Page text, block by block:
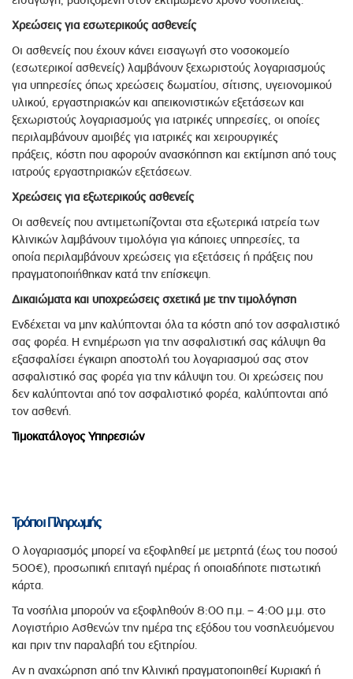
Χρεώσεις για εσωτερικούς ασθενείς
Οι ασθενείς που έχουν κάνει εισαγωγή στο νοσοκομείο
(εσωτερικοί ασθενείς) λαμβάνουν ξεχωριστούς λογαριασμούς
για υπηρεσίες όπως χρεώσεις δωματίου, σίτισης, υγειονομικού
υλικού, εργαστηριακών και απεικονιστικών εξετάσεων και
ξεχωριστούς λογαριασμούς για ιατρικές υπηρεσίες, οι οποίες
περιλαμβάνουν αμοιβές για ιατρικές και χειρουργικές
πράξεις, κόστη που αφορούν ανασκόπηση και εκτίμηση από τους
ιατρούς εργαστηριακών εξετάσεων.
Χρεώσεις για εξωτερικούς ασθενείς
Οι ασθενείς που αντιμετωπίζονται στα εξωτερικά ιατρεία των
Κλινικών λαμβάνουν τιμολόγια για κάποιες υπηρεσίες, τα
οποία περιλαμβάνουν χρεώσεις για εξετάσεις ή πράξεις που
πραγματοποιήθηκαν κατά την επίσκεψη.
Δικαιώματα και υποχρεώσεις σχετικά με την τιμολόγηση
Ενδέχεται να μην καλύπτονται όλα τα κόστη από τον ασφαλιστικό
σας φορέα. Η ενημέρωση για την ασφαλιστική σας κάλυψη θα
εξασφαλίσει έγκαιρη αποστολή του λογαριασμού σας στον
ασφαλιστικό σας φορέα για την κάλυψη του. Οι χρεώσεις που
δεν καλύπτονται από τον ασφαλιστικό φορέα, καλύπτονται από
τον ασθενή.
Τιμοκατάλογος Υπηρεσιών
Τρόποι Πληρωμής
Ο λογαριασμός μπορεί να εξοφληθεί με μετρητά (έως του ποσού
500€), προσωπική επιταγή ημέρας ή οποιαδήποτε πιστωτική
κάρτα.
Τα νοσήλια μπορούν να εξοφληθούν 8:00 π.μ. – 4:00 μ.μ. στο
Λογιστήριο Ασθενών την ημέρα της εξόδου του νοσηλευόμενου
και πριν την παραλαβή του εξιτηρίου.
Αν η αναχώρηση από την Κλινική πραγματοποιηθεί Κυριακή ή